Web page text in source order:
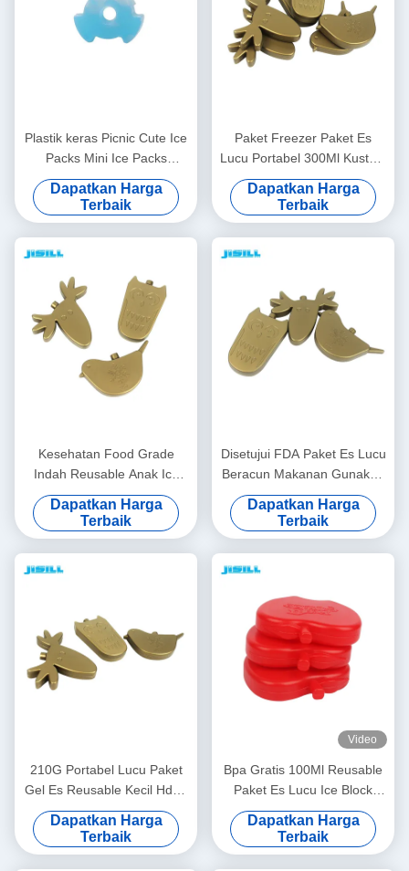
Plastik keras Picnic Cute Ice
Packs Mini Ice Packs
Polymer Super Absorbent
Dapatkan Harga
Terbaik
Paket Freezer Paket Es
Lucu Portabel 300Ml Kustom
Untuk Kotak Makan Siang
Dan Tas Pendingin
Dapatkan Harga
Terbaik
Kesehatan Food Grade
Indah Reusable Anak Ice
Pack Bentuk Hewan Blok Es
Kecil
Dapatkan Harga
Terbaik
Disetujui FDA Paket Es Lucu
Beracun Makanan Gunakan
Paket Es Plastik Blok Untuk
Anak-anak
Dapatkan Harga
Terbaik
210G Portabel Lucu Paket
Gel Es Reusable Kecil Hdpe
Childrens Paket Es
Dapatkan Harga
Terbaik
Video
Bpa Gratis 100Ml Reusable
Paket Es Lucu Ice Block
Cooler Mini Apple Shape
Dapatkan Harga
Terbaik